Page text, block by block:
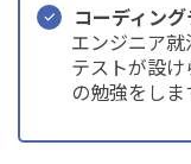
コーディン
エンジニア
テストが設
の勉強をしま